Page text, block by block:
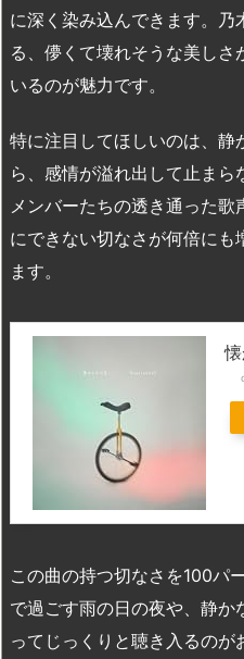
に深く染み込んできます。
る、儚くて壊れそうな美し
いるのが魅力です。
特に注目してほしいのは、
ら、感情が溢れ出して止まら
メンバーたちの透き通った
にできない切なさが何倍に
ます。
この曲の持つ切なさを100パ
で過ごす雨の日の夜や、静
ってじっくりと聴き入るの